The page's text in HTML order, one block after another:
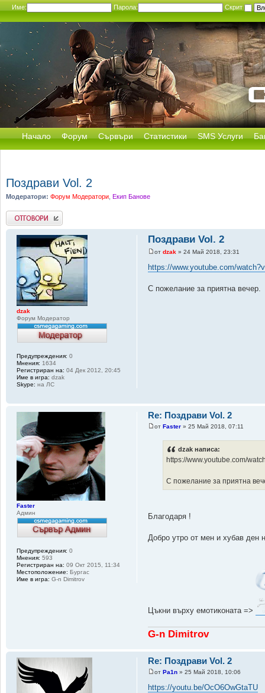
Име: Парола: Скрит
Начало Форум Сървъри Статистики SMS Услуги
Поздрави Vol. 2
Модератори: Форум Модератори Екип Банове
Добави отговор
Поздрави Vol. 2
отdzak » 24 Май 2018, 23:31
https://www.youtube.com/
С пожелание за приятна вечер.
dzak
Форум Модератор
Предупреждения: 0
Мнения: 1634
Регистриран на: 04 Дек 2012, 20:45
Име в игра: dzak
Skype: на ЛС
Re: Поздрави Vol. 2
отFaster » 25 Май 2018, 07:11
dzak написа:
https://www.youtube.com/
С пожелание за приятна
Благодаря !
Добро утро от мен и хубав ден
Цъкни върху емотиконата =>
G-n Dimitrov
Faster
Админ
Предупреждения: 0
Мнения: 593
Регистриран на: 09 Окт 2015, 11:34
Местоположение: Бургас
Име в игра: G-n Dimitrov
Re: Поздрави Vol. 2
от Pa1n » 25 Май 2018, 10:06
https://youtu.be/OcO6OwGtaTU